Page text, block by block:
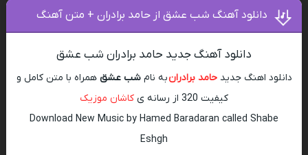
دانلود آهنگ شب عشق از حامد برادران + متن آهنگ
دانلود آهنگ جدید حامد برادران شب عشق
دانلود اهنگ جدیدحامد برادرانبه نامشب عشق همراه با متن کامل و
کیفیت 320 از رسانه ی
کاشان موزیک
Download New Music by Hamed Baradaran called Shabe
Eshgh